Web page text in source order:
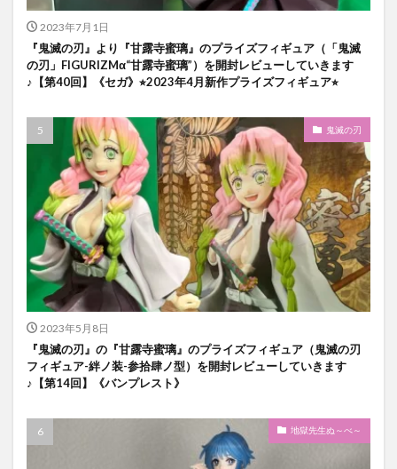
2023年7月1日
『鬼滅の刃』より『甘露寺蜜璃』のプライズフィギュア（「鬼滅
の刃」FIGURIZMα“甘露寺蜜璃”）を開封レビューしていきます
♪【第40回】《セガ》⭐︎2023年4月新作プライズフィギュア⭐︎
鬼滅の刃
2023年5月8日
『鬼滅の刃』の『甘露寺蜜璃』のプライズフィギュア（鬼滅の刃
フィギュア-絆ノ装-参拾肆ノ型）を開封レビューしていきます
♪【第14回】《バンプレスト》
地獄先生ぬ～べ～